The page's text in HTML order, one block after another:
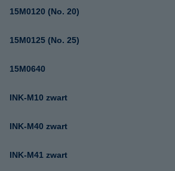
15M0120 (No. 20)
15M0125 (No. 25)
15M0640
INK-M10 zwart
INK-M40 zwart
INK-M41 zwart